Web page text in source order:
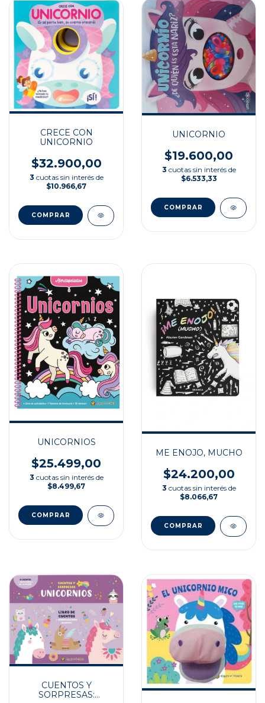
CRECE CON
UNICORNIO
$32.900,00
3 cuotas sin interés de
$10.966,67
UNICORNIO
$19.600,00
3 cuotas sin interés de
$6.533,33
UNICORNIOS
$25.499,00
3 cuotas sin interés de
$8.499,67
ME ENOJO, MUCHO
$24.200,00
3 cuotas sin interés de
$8.066,67
CUENTOS Y
SORPRESAS: